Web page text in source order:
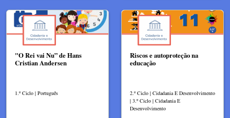
"O Rei vai Nu” de Hans
Cristian Andersen
1.º Ciclo | Português
Riscos e autoproteção na
educação
2.º Ciclo | Cidadania E Desenvolvimento
| 3.º Ciclo | Cidadania E
Desenvolvimento